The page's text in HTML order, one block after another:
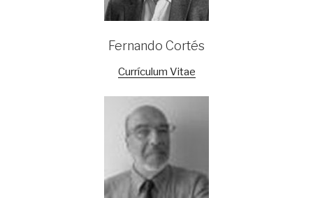
Fernando Cortés
Currículum Vitae